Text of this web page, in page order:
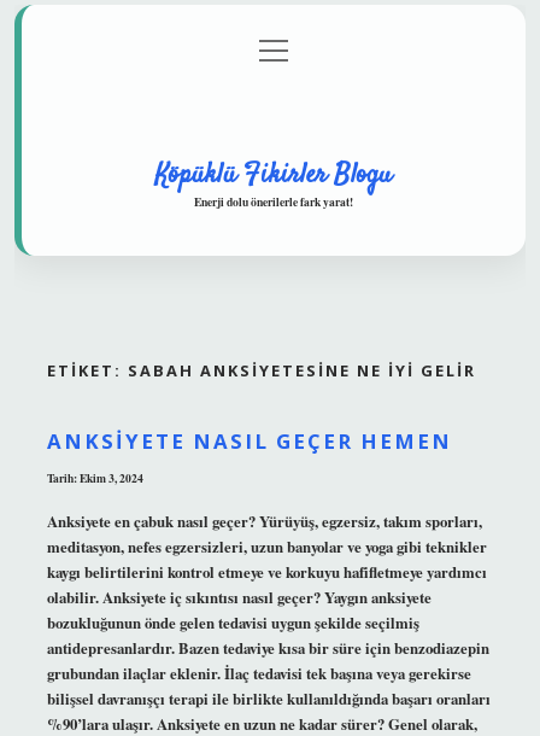
Gizlilik Politikası
menüyü
aç
Köpüklü Fikirler Blogu
Enerji dolu önerilerle fark yarat!
ETIKET: SABAH ANKSIYETESINE NE IYI GELIR
ANKSIYETE NASIL GEÇER HEMEN
Tarih: Ekim 3, 2024
Anksiyete en çabuk nasıl geçer? Yürüyüş, egzersiz, takım sporları,
meditasyon, nefes egzersizleri, uzun banyolar ve yoga gibi teknikler
kaygı belirtilerini kontrol etmeye ve korkuyu hafifletmeye yardımcı
olabilir. Anksiyete iç sıkıntısı nasıl geçer? Yaygın anksiyete
bozukluğunun önde gelen tedavisi uygun şekilde seçilmiş
antidepresanlardır. Bazen tedaviye kısa bir süre için benzodiazepin
grubundan ilaçlar eklenir. İlaç tedavisi tek başına veya gerekirse
bilişsel davranışçı terapi ile birlikte kullanıldığında başarı oranları
%90’lara ulaşır. Anksiyete en uzun ne kadar sürer? Genel olarak,